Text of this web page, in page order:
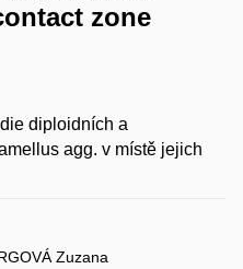
zone
diploidních a
agg. v místě jejich
Zuzana